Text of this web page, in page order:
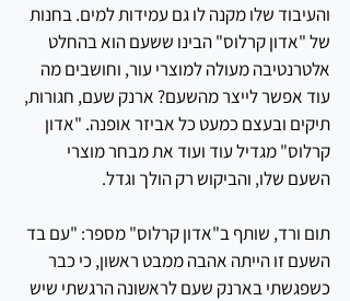
והעיבוד שלו מקנה לו גם עמידות למים. בחנות
של "אדון קרלוס" הבינו ששעם הוא בהחלט
אלטרנטיבה מעולה למוצרי עור, וחושבים מה
עוד אפשר לייצר מהשעם? ארנק שעם, חגורות,
תיקים ובעצם כמעט כל אביזר אופנה. "אדון
קרלוס" מגדיל עוד ועוד את מבחר מוצרי
השעם שלו, והביקוש רק הולך וגדל.
תום ורד, שותף ב"אדון קרלוס" מספר: "עם בד
השעם זו הייתה אהבה ממבט ראשון, כי כבר
כשפגשתי בארנק שעם לראשונה הרגשתי שיש